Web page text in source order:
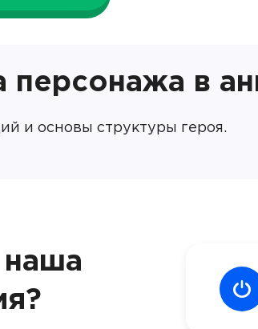
персонажа в
и основы структуры героя.
наша